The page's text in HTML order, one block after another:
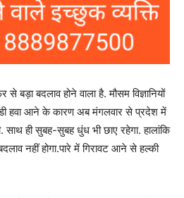
बड़ा बदलाव होने वाला है. मौसम विज्ञानियों
हवा आने के कारण अब मंगलवार से प्रदेश में
साथ ही सुबह-सुबह धुंध भी छाए रहेगा. हालांकि
नहीं होगा.पारे में गिरावट आने से हल्की